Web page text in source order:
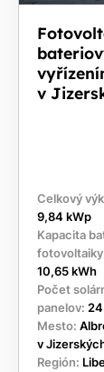
v
Celkový
9,84 kWp
Kapacita
10,65 kWh
Počet
panelov: 24
Mesto:
v
Región: